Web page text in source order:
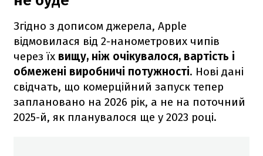
Згідно з дописом джерела, Apple
відмовилася від 2-нанометрових чипів
через їх вищу, ніж очікувалося, вартість і
обмежені виробничі потужності. Нові дані
свідчать, що комерційний запуск тепер
заплановано на 2026 рік, а не на поточний
2025-й, як планувалося ще у 2023 році.